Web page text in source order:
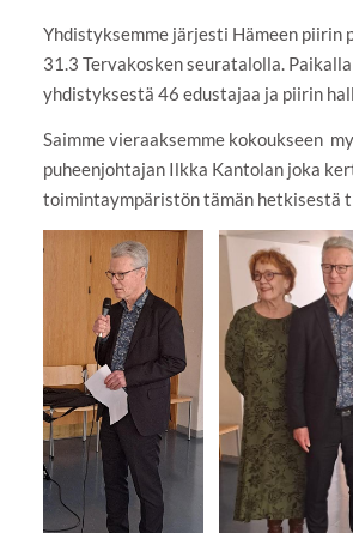
Yhdistyksemme järjesti Hämeen piirin
31.3 Tervakosken seuratalolla.
yhdistyksestä 46 edustajaa ja piirin
Saimme vieraaksemme kokoukseen
puheenjohtajan Ilkka Kantolan joka
toimintaympäristön tämän hetkisestä